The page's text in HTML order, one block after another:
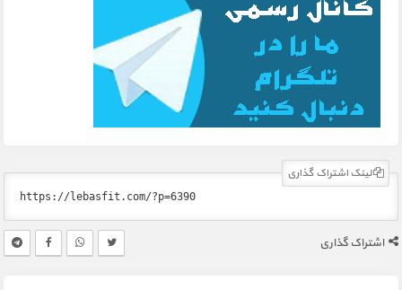
لینک اشتراک گذاری
اشتراک گذاری